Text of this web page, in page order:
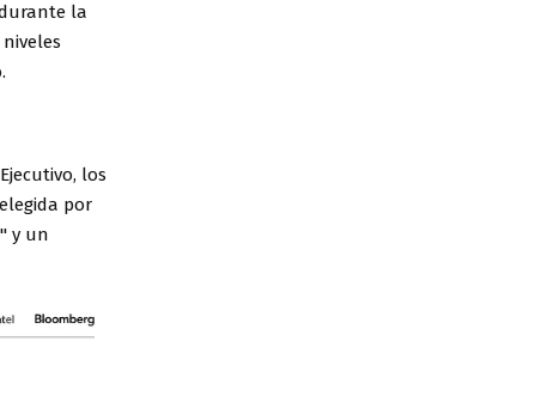
la
los
por
y un